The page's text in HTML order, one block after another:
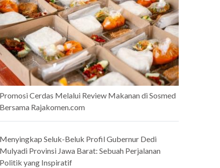
Cerdas Melalui Review Makanan di Sosmed
Rajakomen.com
Seluk-Beluk Profil Gubernur Dedi
Provinsi Jawa Barat: Sebuah Perjalanan
yang Inspiratif